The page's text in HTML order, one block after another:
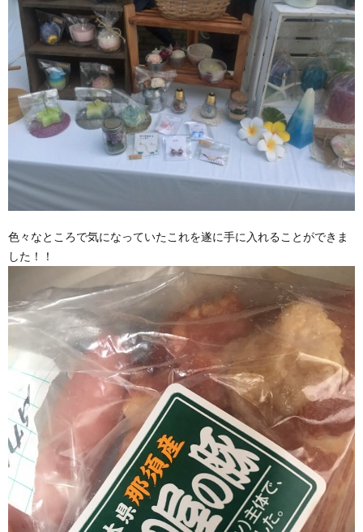
色々なところで気になっていたこれを遂に手に入れることができま
した！！